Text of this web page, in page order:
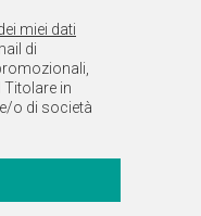
miei dati
di
Titolare in
o di società